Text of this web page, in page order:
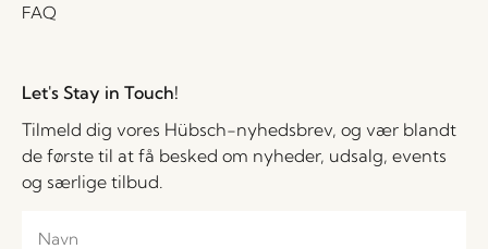
FAQ
Let's Stay in Touch!
Tilmeld dig vores Hübsch-nyhedsbrev, og vær blandt
de første til at få besked om nyheder, udsalg, events
og særlige tilbud.